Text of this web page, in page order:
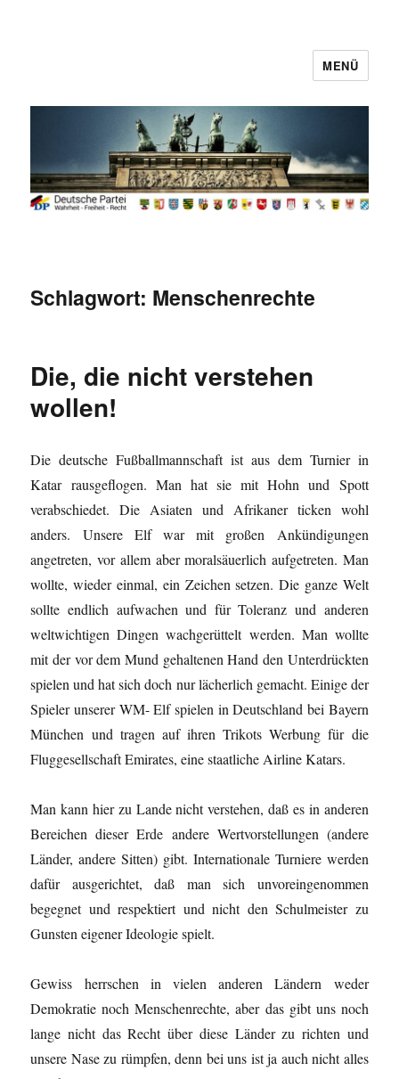
MENÜ
Schlagwort: Menschenrechte
Die, die nicht verstehen
wollen!
Die deutsche Fußballmannschaft ist aus dem Turnier in
Katar rausgeflogen. Man hat sie mit Hohn und Spott
verabschiedet. Die Asiaten und Afrikaner ticken wohl
anders. Unsere Elf war mit großen Ankündigungen
angetreten, vor allem aber moralsäuerlich aufgetreten. Man
wollte, wieder einmal, ein Zeichen setzen. Die ganze Welt
sollte endlich aufwachen und für Toleranz und anderen
weltwichtigen Dingen wachgerüttelt werden. Man wollte
mit der vor dem Mund gehaltenen Hand den Unterdrückten
spielen und hat sich doch nur lächerlich gemacht. Einige der
Spieler unserer WM- Elf spielen in Deutschland bei Bayern
München und tragen auf ihren Trikots Werbung für die
Fluggesellschaft Emirates, eine staatliche Airline Katars.
Man kann hier zu Lande nicht verstehen, daß es in anderen
Bereichen dieser Erde andere Wertvorstellungen (andere
Länder, andere Sitten) gibt. Internationale Turniere werden
dafür ausgerichtet, daß man sich unvoreingenommen
begegnet und respektiert und nicht den Schulmeister zu
Gunsten eigener Ideologie spielt.
Gewiss herrschen in vielen anderen Ländern weder
Demokratie noch Menschenrechte, aber das gibt uns noch
lange nicht das Recht über diese Länder zu richten und
unsere Nase zu rümpfen, denn bei uns ist ja auch nicht alles